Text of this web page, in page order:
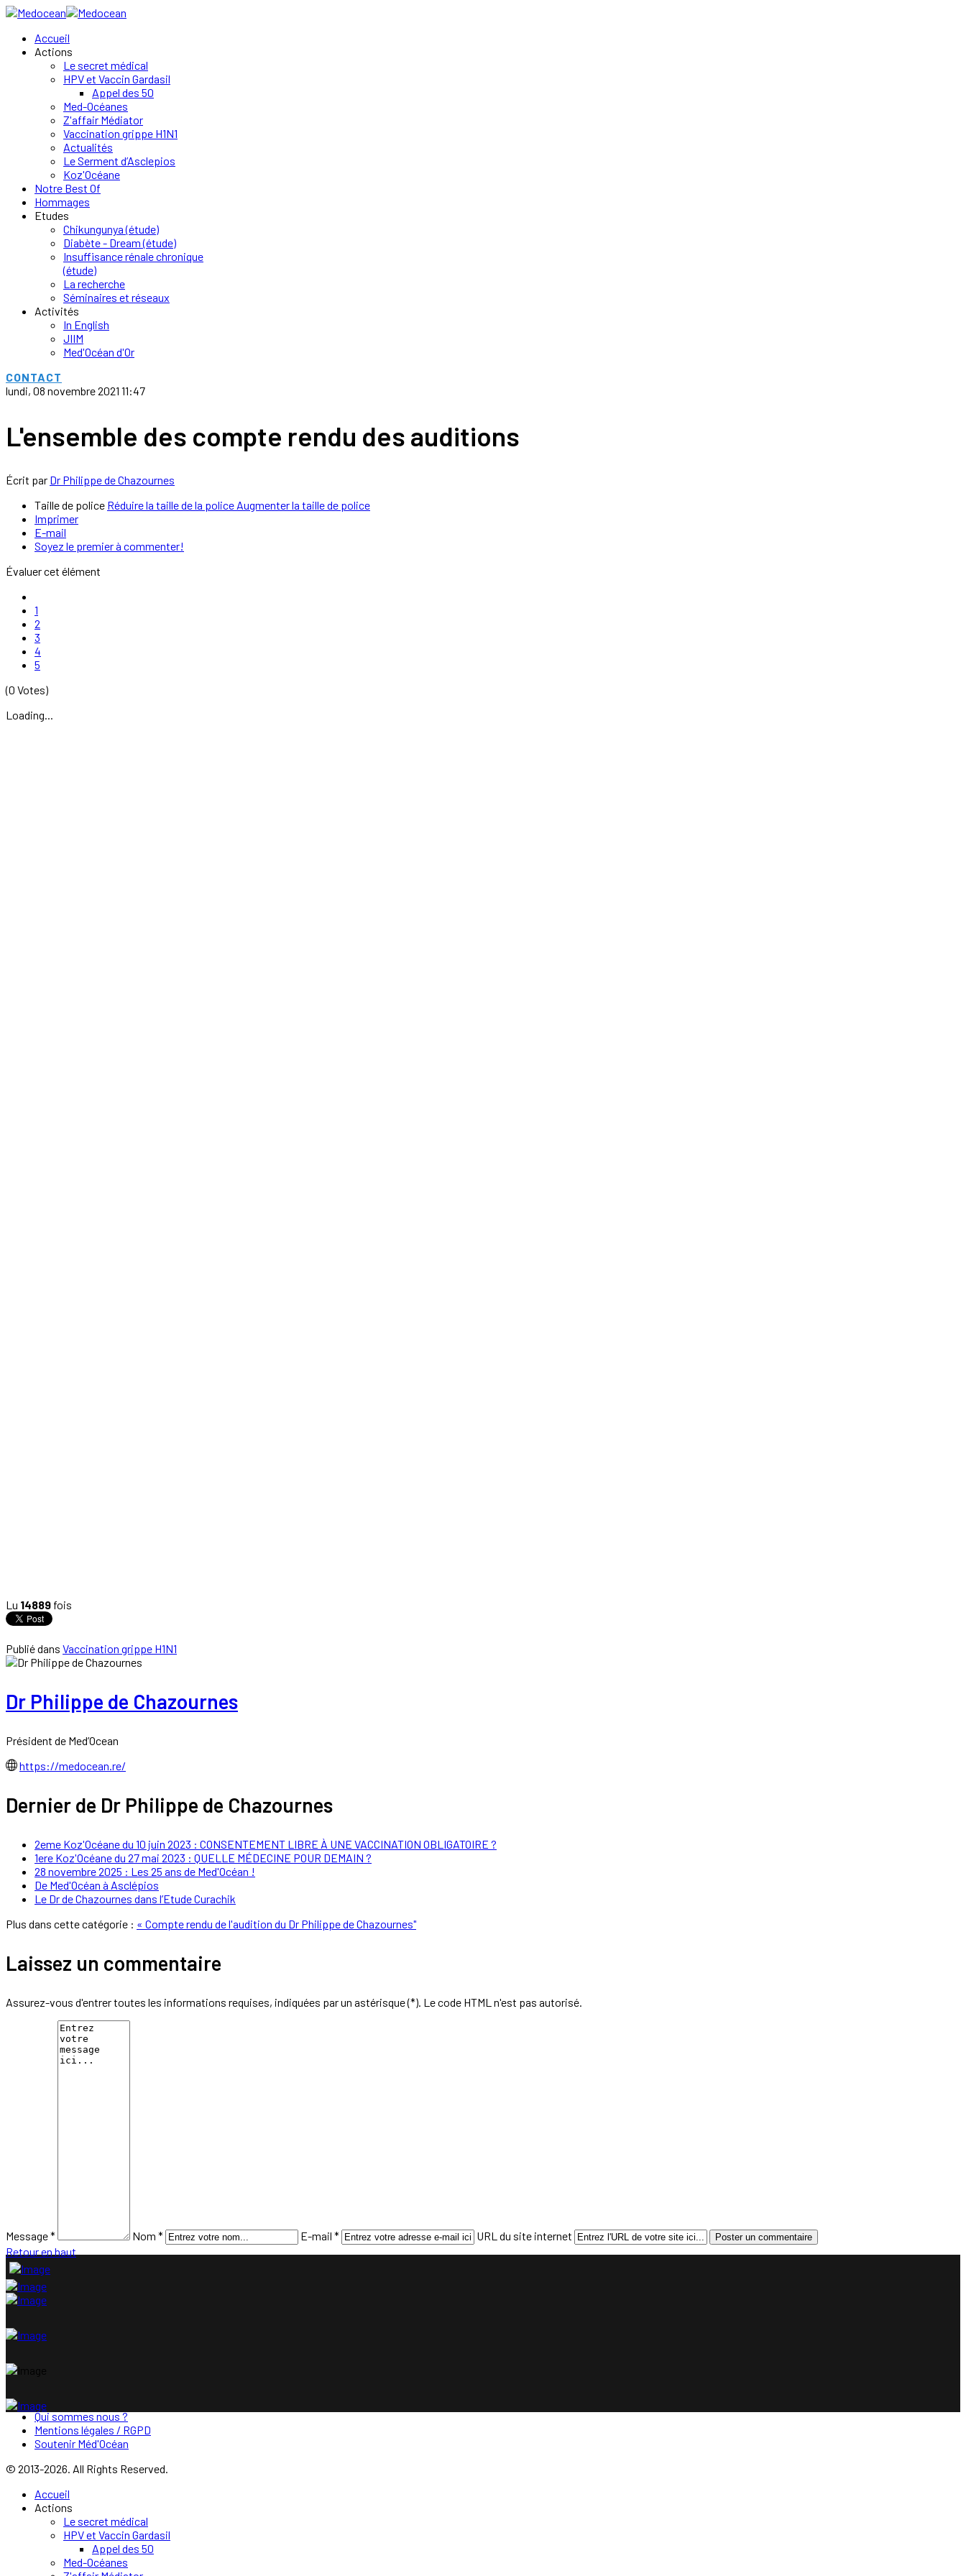
Accueil
Actions
Le secret médical
HPV et Vaccin Gardasil
Appel des 50
Med-Océanes
Z'affair Médiator
Vaccination grippe H1N1
Actualités
Le Serment d’Asclepios
Koz'Océane
Notre Best Of
Hommages
Etudes
Chikungunya (étude)
Diabète - Dream (étude)
Insuffisance rénale chronique
(étude)
La recherche
Séminaires et réseaux
Activités
In English
JIIM
Med'Océan d'Or
CONTACT
lundi, 08 novembre 2021 11:47
L'ensemble des compte rendu des auditions
Écrit par Dr Philippe de Chazournes
Taille de police Réduire la taille de la police Augmenter la taille de police
Imprimer
E-mail
Soyez le premier à commenter!
Évaluer cet élément
1
2
3
4
5
(0 Votes)
Loading...
Lu 14889 fois
Publié dans Vaccination grippe H1N1
Dr Philippe de Chazournes
Président de Med’Ocean
https://medocean.re/
Dernier de Dr Philippe de Chazournes
2eme Koz'Océane du 10 juin 2023 : CONSENTEMENT LIBRE À UNE VACCINATION OBLIGATOIRE ?
1ere Koz'Océane du 27 mai 2023 : QUELLE MÉDECINE POUR DEMAIN ?
28 novembre 2025 : Les 25 ans de Med'Océan !
De Med'Océan à Asclépios
Le Dr de Chazournes dans l’Etude Curachik
Plus dans cette catégorie : « Compte rendu de l'audition du Dr Philippe de Chazournes"
Laissez un commentaire
Assurez-vous d'entrer toutes les informations requises, indiquées par un astérisque (*). Le code HTML n'est pas autorisé.
Message * Nom * E-mail *
URL du site internet
Retour en haut
Qui sommes nous ?
Mentions légales / RGPD
Soutenir Méd'Océan
© 2013-2026. All Rights Reserved.
Accueil
Actions
Le secret médical
HPV et Vaccin Gardasil
Appel des 50
Med-Océanes